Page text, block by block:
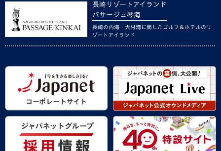
長崎リゾートアイランド
パサージュ琴海
長崎の内海・大村湾に面したゴルフ＆ホテルのリ
ゾートアイランド